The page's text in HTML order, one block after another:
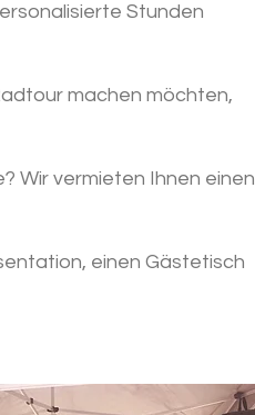
Stunden
machen möchten,
Wir vermieten Ihnen einen
einen Gästetisch